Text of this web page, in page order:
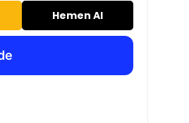
Hemen Al